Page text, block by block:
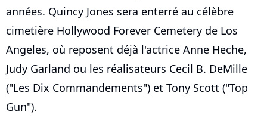
années. Quincy Jones sera enterré au célèbre
cimetière Hollywood Forever Cemetery de Los
Angeles, où reposent déjà l'actrice Anne Heche,
Judy Garland ou les réalisateurs Cecil B. DeMille
("Les Dix Commandements") et Tony Scott ("Top
Gun").